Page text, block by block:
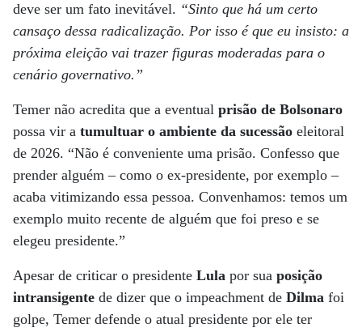
deve ser um fato inevitável. “Sinto que há um certo
cansaço dessa radicalização. Por isso é que eu insisto: a
próxima eleição vai trazer figuras moderadas para o
cenário governativo.”
Temer não acredita que a eventual prisão de Bolsonaro
possa vir a tumultuar o ambiente da sucessão eleitoral
de 2026. “Não é conveniente uma prisão. Confesso que
prender alguém – como o ex-presidente, por exemplo –
acaba vitimizando essa pessoa. Convenhamos: temos um
exemplo muito recente de alguém que foi preso e se
elegeu presidente.”
Apesar de criticar o presidente Lula por sua posição
intransigente de dizer que o impeachment de Dilma foi
golpe, Temer defende o atual presidente por ele ter